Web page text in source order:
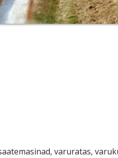
varuratas,